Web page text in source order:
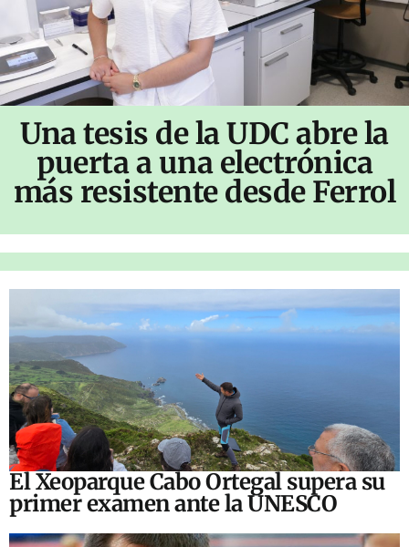
Una tesis de la UDC abre la
puerta a una electrónica
más resistente desde Ferrol
El Xeoparque Cabo Ortegal supera su
primer examen ante la UNESCO